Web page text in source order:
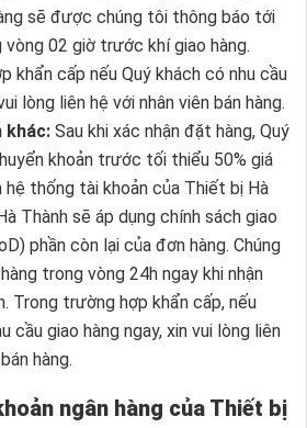
sẽ được chúng tôi thông báo tới
vòng 02 giờ trước khí giao hàng.
khẩn cấp nếu Quý khách có nhu cầu
lòng liên hệ với nhân viên bán hàng.
khác: Sau khi xác nhận đặt hàng, Quý
khoản trước tối thiểu 50% giá
hệ thống tài khoản của Thiết bị Hà
Thành sẽ áp dụng chính sách giao
phần còn lại của đơn hàng. Chúng
trong vòng 24h ngay khi nhận
Trong trường hợp khẩn cấp, nếu
cầu giao hàng ngay, xin vui lòng liên
hàng.
ngân hàng của Thiết bị